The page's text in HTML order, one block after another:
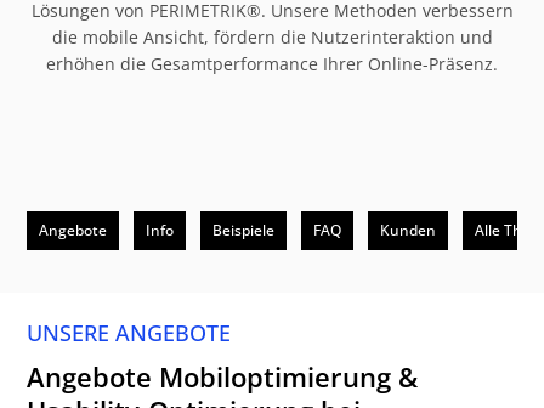
Lösungen von PERIMETRIK®. Unsere Methoden verbessern
die mobile Ansicht, fördern die Nutzerinteraktion und
erhöhen die Gesamtperformance Ihrer Online-Präsenz.
Angebote Info Beispiele FAQ Kunden Alle
UNSERE ANGEBOTE
Angebote Mobiloptimierung &